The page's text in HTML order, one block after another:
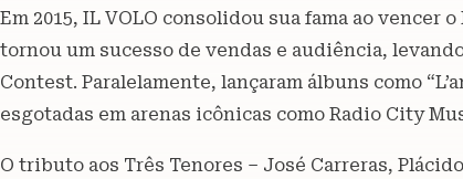
Em 2015, IL VOLO consolidou sua fama ao vencer
tornou um sucesso de vendas e audiência,
Contest. Paralelamente, lançaram álbuns como
esgotadas em arenas icônicas como Radio City
O tributo aos Três Tenores – José Carreras,